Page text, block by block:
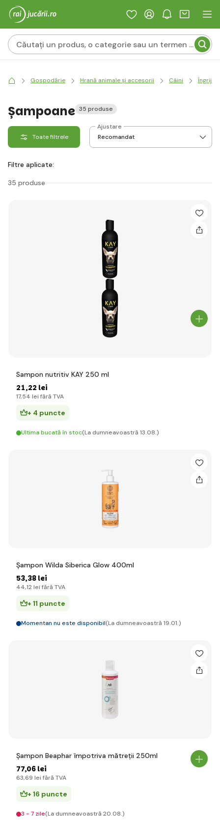
Gospodărie Hrană animale și accesorii Câini
Șampoane 35 produse
Toate filtrele
Ajustare
Filtre aplicate:
35 produse
Sampon nutritiv KAY 250 ml
21,22 lei
17,54 lei fără TVA
+ 4 puncte
Ultima bucată în stoc(La dumneavoastră 13.08.)
Șampon Wilda Siberica Glow 400ml
53,38 lei
44,12 lei fără TVA
+ 11 puncte
Momentan nu este disponibil(La dumneavoastră 19.01.)
Șampon Beaphar împotriva mătreții 250ml
77,06 lei
63,69 lei fără TVA
+ 16 puncte
3 - 7 zile(La dumneavoastră 20.08.)